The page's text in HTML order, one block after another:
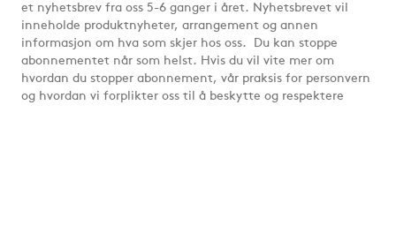
et nyhetsbrev fra oss 5-6 ganger i året. Nyhetsbrevet vil
inneholde produktnyheter, arrangement og annen
informasjon om hva som skjer hos oss. Du kan stoppe
abonnementet når som helst. Hvis du vil vite mer om
hvordan du stopper abonnement, vår praksis for personvern
og hvordan vi forplikter oss til å beskytte og respektere